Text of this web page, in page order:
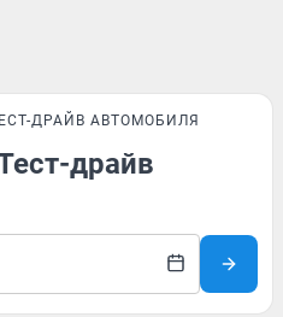
ДРАЙВ АВТОМОБИЛЯ
драйв